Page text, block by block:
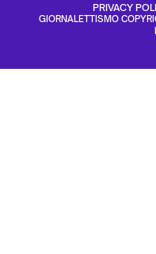
PRIVACY
GIORNALETTISMO